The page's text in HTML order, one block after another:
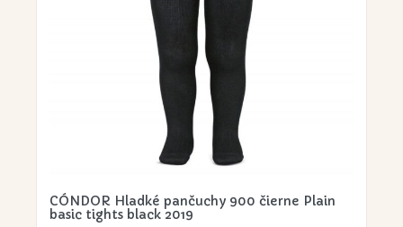
CÓNDOR Hladké pančuchy 900 čierne Plain
basic tights black 2019